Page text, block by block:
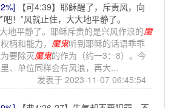
【可4:39】耶稣醒了，斥责风，向
！”风就止住，大大地平静了。
地平静了。耶稣斥责的是兴风作浪的魔
柄和能力， 魔鬼听到耶稣的话语乖乖
要除灭魔鬼的作为（约一3：8）。今
、单位同样会有风浪，再大...
发表于 2023-11-07 06:45:54